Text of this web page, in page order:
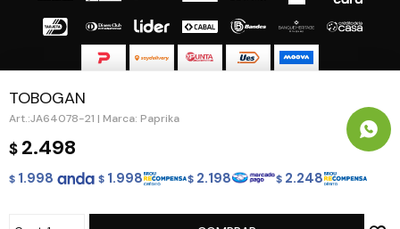
TOBOGAN
JA64078-21 | Marca: Paprika
$ 2.498
$ 1.998 $ 1.998 $ 2.198 $ 2.248
© Copyright 2026 / Guapa - Paprika